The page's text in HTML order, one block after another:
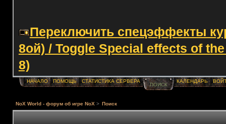
Переключить спецэффекты
8ой) / Toggle Special effects of
8)
НАЧАЛО ПОМОЩЬ СТАТИСТИКА СЕРВЕРА
ПОИСК
КАЛЕНДАРЬ
NoX World - форум об игре NoX > Поиск